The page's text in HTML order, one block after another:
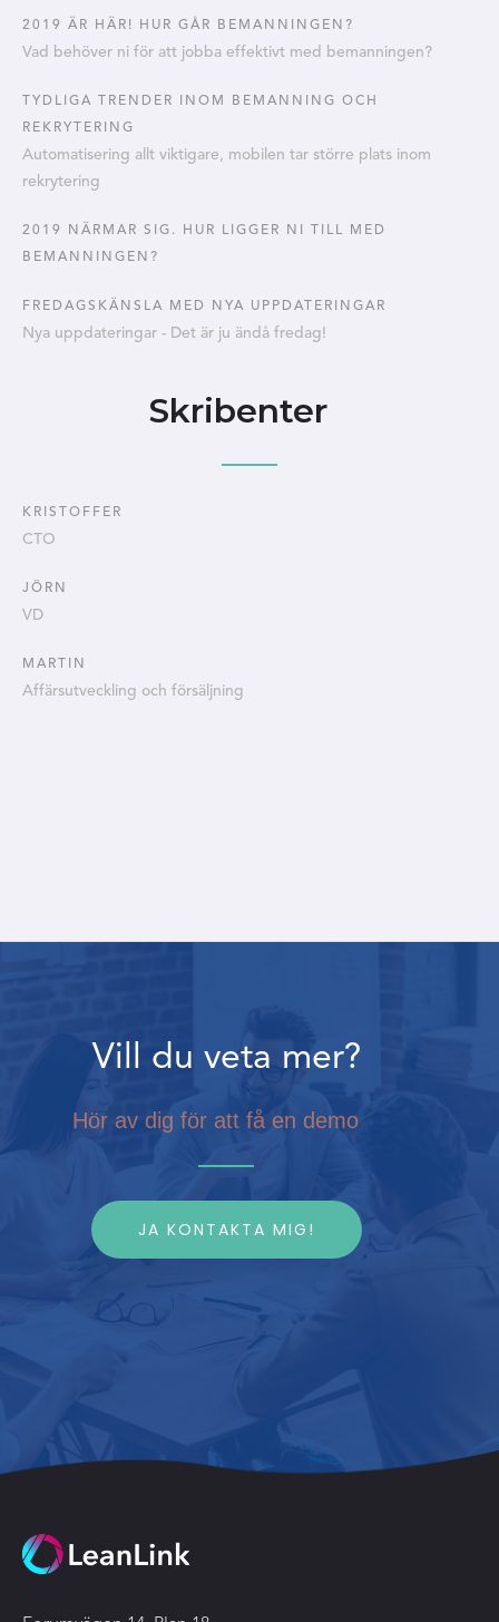
2019 ÄR HÄR! HUR GÅR BEMANNINGEN?
Vad behöver ni för att jobba effektivt med bemanningen?
TYDLIGA TRENDER INOM BEMANNING OCH
REKRYTERING
Automatisering allt viktigare, mobilen tar större plats inom
rekrytering
2019 NÄRMAR SIG. HUR LIGGER NI TILL MED
BEMANNINGEN?
FREDAGSKÄNSLA MED NYA UPPDATERINGAR
Nya uppdateringar - Det är ju ändå fredag!
Skribenter
KRISTOFFER
CTO
JÖRN
VD
MARTIN
Affärsutveckling och försäljning
Vill du veta mer?
Hör av dig för att få en demo
JA KONTAKTA MIG!